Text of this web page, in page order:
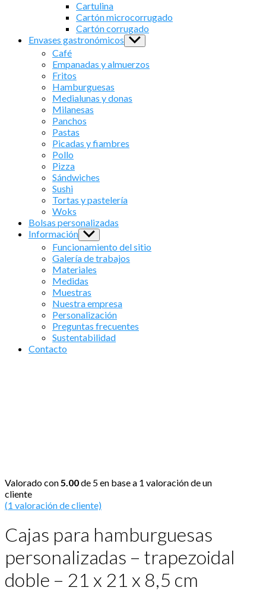
sub
menu
Cartulina
Cartón microcorrugado
Cartón corrugado
Envases gastronómicos Show
sub
Café
Empanadas y almuerzos
Fritos
Hamburguesas
Medialunas y donas
Milanesas
Panchos
Pastas
Picadas y fiambres
Pollo
Pizza
Sándwiches
Sushi
Tortas y pastelería
Woks
Bolsas personalizadas
Información Show
sub
menu
Funcionamiento del sitio
Galería de trabajos
Materiales
Medidas
Muestras
Nuestra empresa
Personalización
Preguntas frecuentes
Sustentabilidad
Contacto
Valorado con5.00de 5 en base a 1 valoración de un
cliente
(1 valoración de cliente)
Cajas para hamburguesas
personalizadas – trapezoidal
doble – 21 x 21 x 8,5 cm